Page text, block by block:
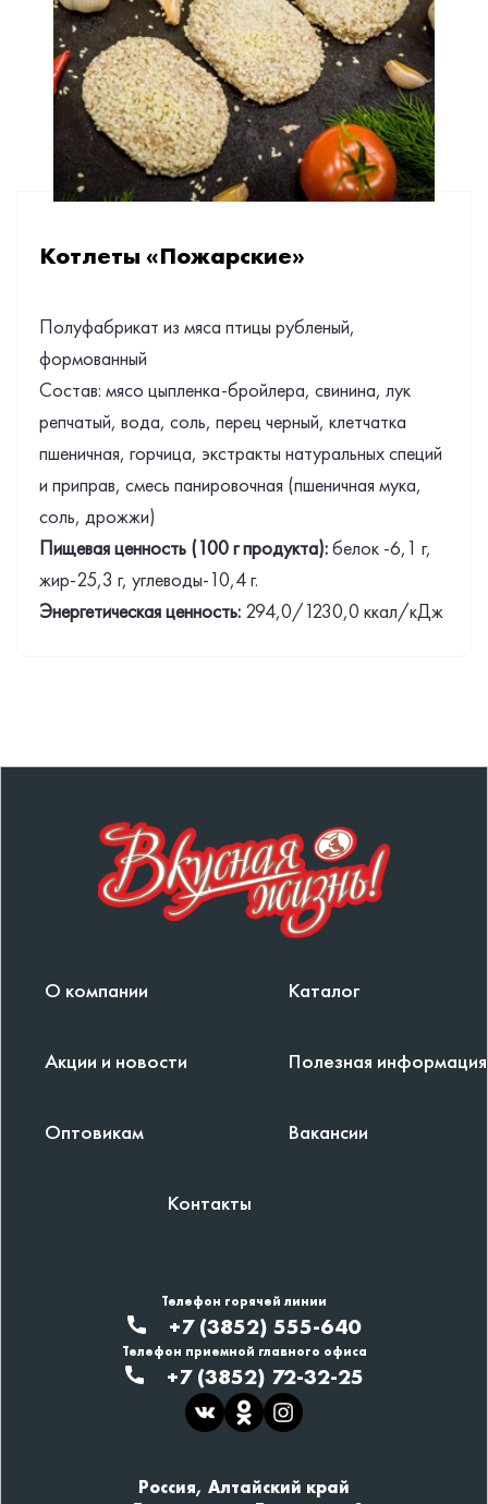
Котлеты «Пожарские»
Полуфабрикат из мяса птицы рубленый,
формованный
Состав: мясо цыпленка-бройлера, свинина, лук
репчатый, вода, соль, перец черный, клетчатка
пшеничная, горчица, экстракты натуральных специй
и приправ, смесь панировочная (пшеничная мука,
соль, дрожжи)
Пищевая ценность (100 г продукта):белок -6,1 г,
жир-25,3 г, углеводы-10,4 г.
Энергетическая ценность: 294,0/1230,0 ккал/кДж
О компании Каталог
Акции и новости Полезная информация
Оптовикам Вакансии
Контакты
Телефон горячей линии
+7 (3852) 555-640
Телефон приемной главного офиса
+7 (3852) 72-32-25
Россия, Алтайский край